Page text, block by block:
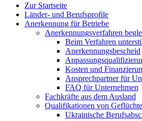
Zur Startseite
Länder- und Berufsprofile
Anerkennung für Betriebe
Anerkennungsverfahren
Beim Verfahren
Anerkennungsbescheid
Kosten und
Ansprechpartner für
FAQ für Unternehmen
Fachkräfte aus dem Ausland
Qualifikationen von
Ukrainische